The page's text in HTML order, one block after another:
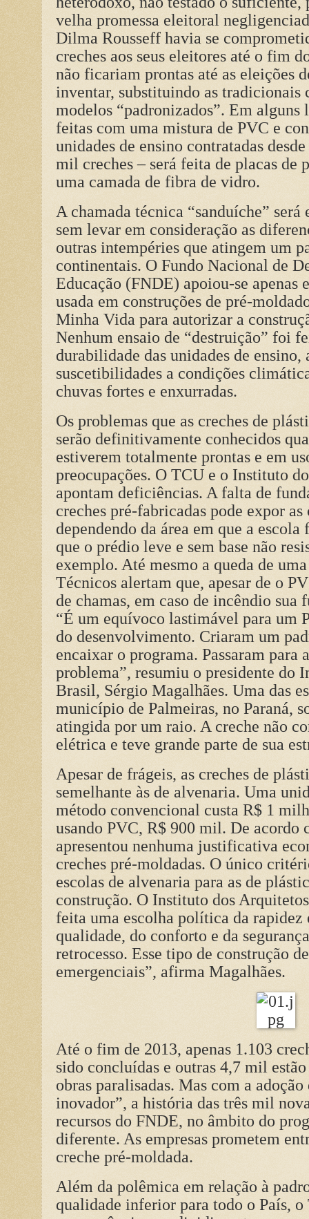
velha promessa eleitoral
Dilma Rousseff havia se
creches aos seus eleitores até o fim
não ficariam prontas até as eleições
inventar, substituindo as tradicionais
modelos “padronizados”. Em alguns
feitas com uma mistura de PVC e
unidades de ensino contratadas
mil creches – será feita de placas de
uma camada de fibra de vidro.
A chamada técnica “sanduíche” será
sem levar em consideração as
outras intempéries que atingem um
continentais. O Fundo Nacional de
Educação (FNDE) apoiou-se apenas
usada em construções de pré-
Minha Vida para autorizar a
Nenhum ensaio de “destruição” foi
durabilidade das unidades de ensino,
suscetibilidades a condições
chuvas fortes e enxurradas.
Os problemas que as creches de
serão definitivamente conhecidos
estiverem totalmente prontas e em
preocupações. O TCU e o Instituto
apontam deficiências. A falta de
creches pré-fabricadas pode expor
dependendo da área em que a
que o prédio leve e sem base não
exemplo. Até mesmo a queda de
Técnicos alertam que, apesar de o
de chamas, em caso de incêndio sua
“É um equívoco lastimável para um
do desenvolvimento. Criaram um
encaixar o programa. Passaram para
problema”, resumiu o presidente do
Brasil, Sérgio Magalhães. Uma das
município de Palmeiras, no Paraná,
atingida por um raio. A creche não
elétrica e teve grande parte de sua
Apesar de frágeis, as creches de
semelhante às de alvenaria. Uma
método convencional custa R$ 1
usando PVC, R$ 900 mil. De acordo
apresentou nenhuma justificativa
creches pré-moldadas. O único
escolas de alvenaria para as de
construção. O Instituto dos
feita uma escolha política da rapidez
qualidade, do conforto e da
retrocesso. Esse tipo de construção
emergenciais”, afirma Magalhães.
Até o fim de 2013, apenas 1.103
sido concluídas e outras 4,7 mil
obras paralisadas. Mas com a
inovador”, a história das três mil
recursos do FNDE, no âmbito do
diferente. As empresas prometem
creche pré-moldada.
Além da polêmica em relação à
qualidade inferior para todo o País,